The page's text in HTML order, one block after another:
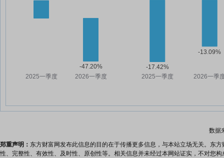
数据
郑重声明： 东方财富网发布此信息的目的在于传播更多信息，与本站立场无关。东
性、完整性、有效性、及时性、原创性等。相关信息并未经过本网站证实，不对您